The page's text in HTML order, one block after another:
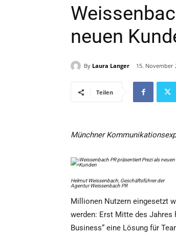
neuen
By Laura Langer 15. November
Teilen
Münchner
Helmut Weissenbach, Geschäftsführer der
Agentur Weissenbach PR
Millionen Nutzern eingesetzt
werden: Erst Mitte des Jahres
Business“ eine Lösung für